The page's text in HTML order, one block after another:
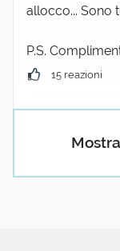
allocco... Sono
P.S.
15 reazioni
06